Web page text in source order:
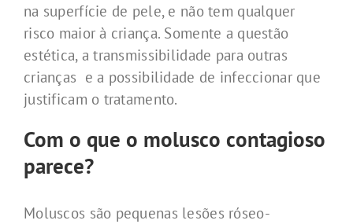
na superfície de pele, e não tem qualquer
risco maior à criança. Somente a questão
estética, a transmissibilidade para outras
crianças e a possibilidade de infeccionar que
justificam o tratamento.
Com o que o molusco contagioso
parece?
Moluscos são pequenas lesões róseo-